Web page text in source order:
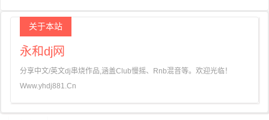
关于本站
永和dj网
分享中文/英文dj串烧作品,涵盖Club慢摇、Rnb混音等。欢迎光临！
Www.yhdj881.Cn